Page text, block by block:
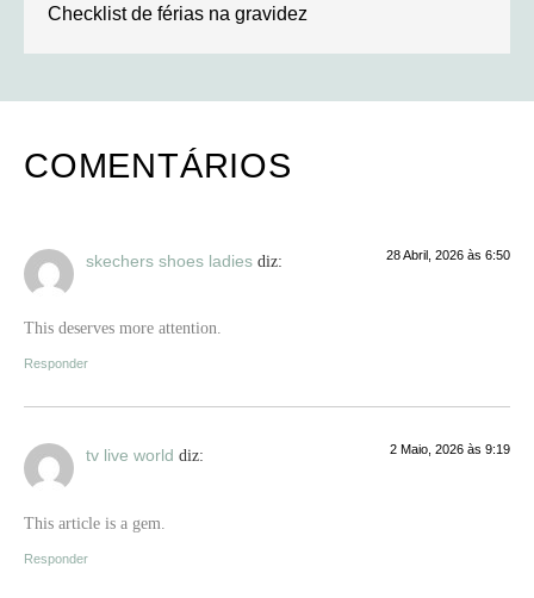
Checklist de férias na gravidez
COMENTÁRIOS
skechers shoes ladies diz: 28 Abril, 2026 às 6:50
This deserves more attention.
Responder
tv live world diz: 2 Maio, 2026 às 9:19
This article is a gem.
Responder